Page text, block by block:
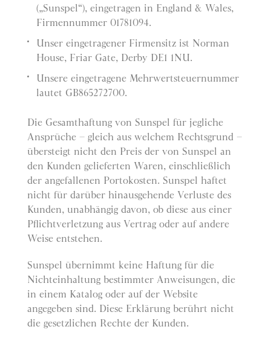
(„Sunspel“), eingetragen in England & Wales,
Firmennummer 01781094.
Unser eingetragener Firmensitz ist Norman
House, Friar Gate, Derby DE1 1NU.
Unsere eingetragene Mehrwertsteuernummer
lautet GB865272700.
Die Gesamthaftung von Sunspel für jegliche
Ansprüche – gleich aus welchem Rechtsgrund –
übersteigt nicht den Preis der von Sunspel an
den Kunden gelieferten Waren, einschließlich
der angefallenen Portokosten. Sunspel haftet
nicht für darüber hinausgehende Verluste des
Kunden, unabhängig davon, ob diese aus einer
Pflichtverletzung aus Vertrag oder auf andere
Weise entstehen.
Sunspel übernimmt keine Haftung für die
Nichteinhaltung bestimmter Anweisungen, die
in einem Katalog oder auf der Website
angegeben sind. Diese Erklärung berührt nicht
die gesetzlichen Rechte der Kunden.